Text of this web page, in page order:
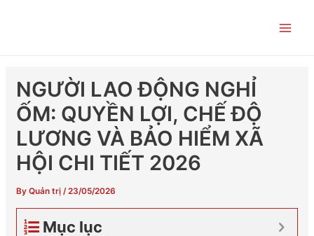
NGƯỜI LAO ĐỘNG NGHỈ
ỐM: QUYỀN LỢI, CHẾ ĐỘ
LƯƠNG VÀ BẢO HIỂM XÃ
HỘI CHI TIẾT 2026
By Quản trị /23/05/2026
Mục lục